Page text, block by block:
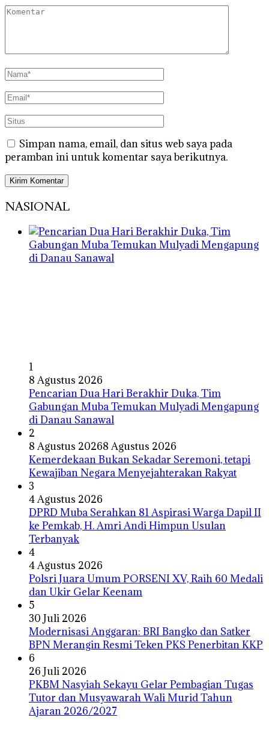
Simpan nama, email, dan situs web saya pada
peramban ini untuk komentar saya berikutnya.
NASIONAL
1
8 Agustus 2026
Pencarian Dua Hari Berakhir Duka, Tim
Gabungan Muba Temukan Mulyadi Mengapung
di Danau Sanawal
2
8 Agustus 20268 Agustus 2026
Kemerdekaan Bukan Sekadar Seremoni, tetapi
Kewajiban Negara Menyejahterakan Rakyat
3
4 Agustus 2026
DPRD Muba Serahkan 81 Aspirasi Warga Dapil II
ke Pemkab, H. Amri Andi Himpun Usulan
Terbanyak
4
4 Agustus 2026
Polsri Juara Umum PORSENI XV, Raih 60 Medali
dan Ukir Gelar Keenam
5
30 Juli 2026
Modernisasi Anggaran: BRI Bangko dan Satker
BPN Merangin Resmi Teken PKS Penerbitan KKP
6
26 Juli 2026
PKBM Nasyiah Sekayu Gelar Pembagian Tugas
Tutor dan Musyawarah Wali Murid Tahun
Ajaran 2026/2027